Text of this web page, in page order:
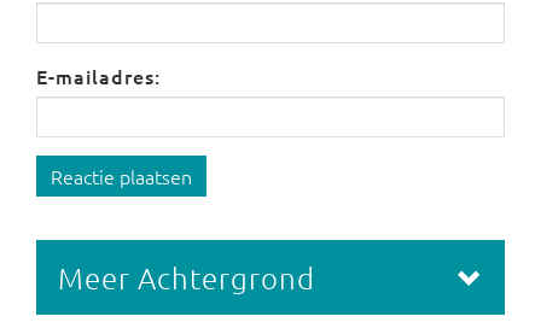
E-mailadres:
Reactie plaatsen
Meer Achtergrond